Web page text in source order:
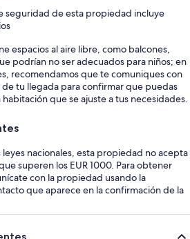
seguridad de esta propiedad incluye
espacios al aire libre, como balcones,
podrían no ser adecuados para niños; en
recomendamos que te comuniques con
tu llegada para confirmar que puedas
que se ajuste a tus necesidades.
leyes nacionales, esta propiedad no acepta
superen los EUR 1000. Para obtener
con la propiedad usando la
que aparece en la confirmación de la